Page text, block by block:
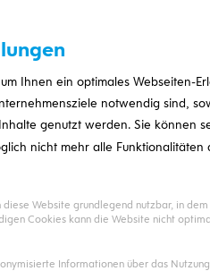
Ihnen ein optimales Webseiten-
notwendig sind,
genutzt werden. Sie können
nicht mehr alle Funktionalitäten
Website grundlegend nutzbar, in
Cookies kann die Website nicht
Informationen über das